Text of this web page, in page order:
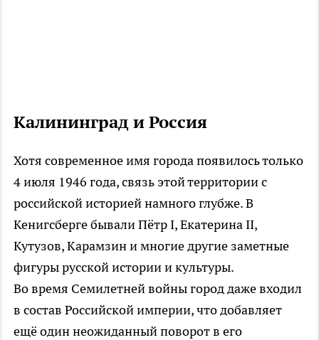
Калининград и Россия
Хотя современное имя города появилось только
4 июля 1946 года, связь этой территории с
российской историей намного глубже. В
Кенигсберге бывали Пётр I, Екатерина II,
Кутузов, Карамзин и многие другие заметные
фигуры русской истории и культуры.
Во время Семилетней войны город даже входил
в состав Российской империи, что добавляет
ещё один неожиданный поворот в его